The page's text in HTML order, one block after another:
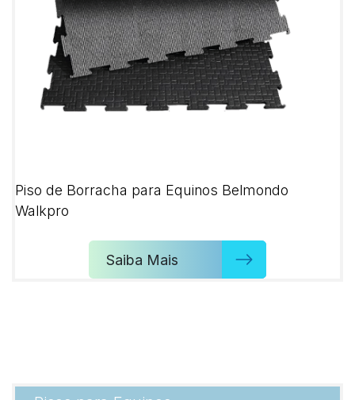
Piso de Borracha para Equinos Belmondo
Walkpro
Saiba Mais